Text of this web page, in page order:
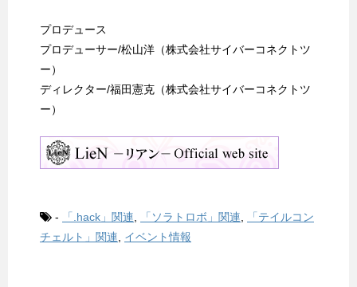
プロデュース
プロデューサー/松山洋（株式会社サイバーコネクトツ
ー）
ディレクター/福田憲克（株式会社サイバーコネクトツ
ー）
- 「.hack」関連 「ソラトロボ」関連
「テイルコン
チェルト」関連
イベント情報